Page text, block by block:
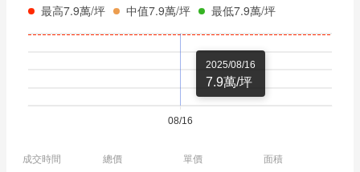
🎯 工廠設立產業類別，相關管制事業適用評估
🎯 建築師興建規劃設計，建築法令諮詢
🎯 工商專業銀行融資申辦，提供多元資金規劃
🎯 特約代書搭配履約保證，保障交易安全
🎯 營建工程廠商、環保檢測顧問、消防安全技
最高7.9萬/坪 中值7.9萬/坪 最低7.9萬/坪
2025/08/16
7.9萬/坪
成交時間 總價 單價 面積